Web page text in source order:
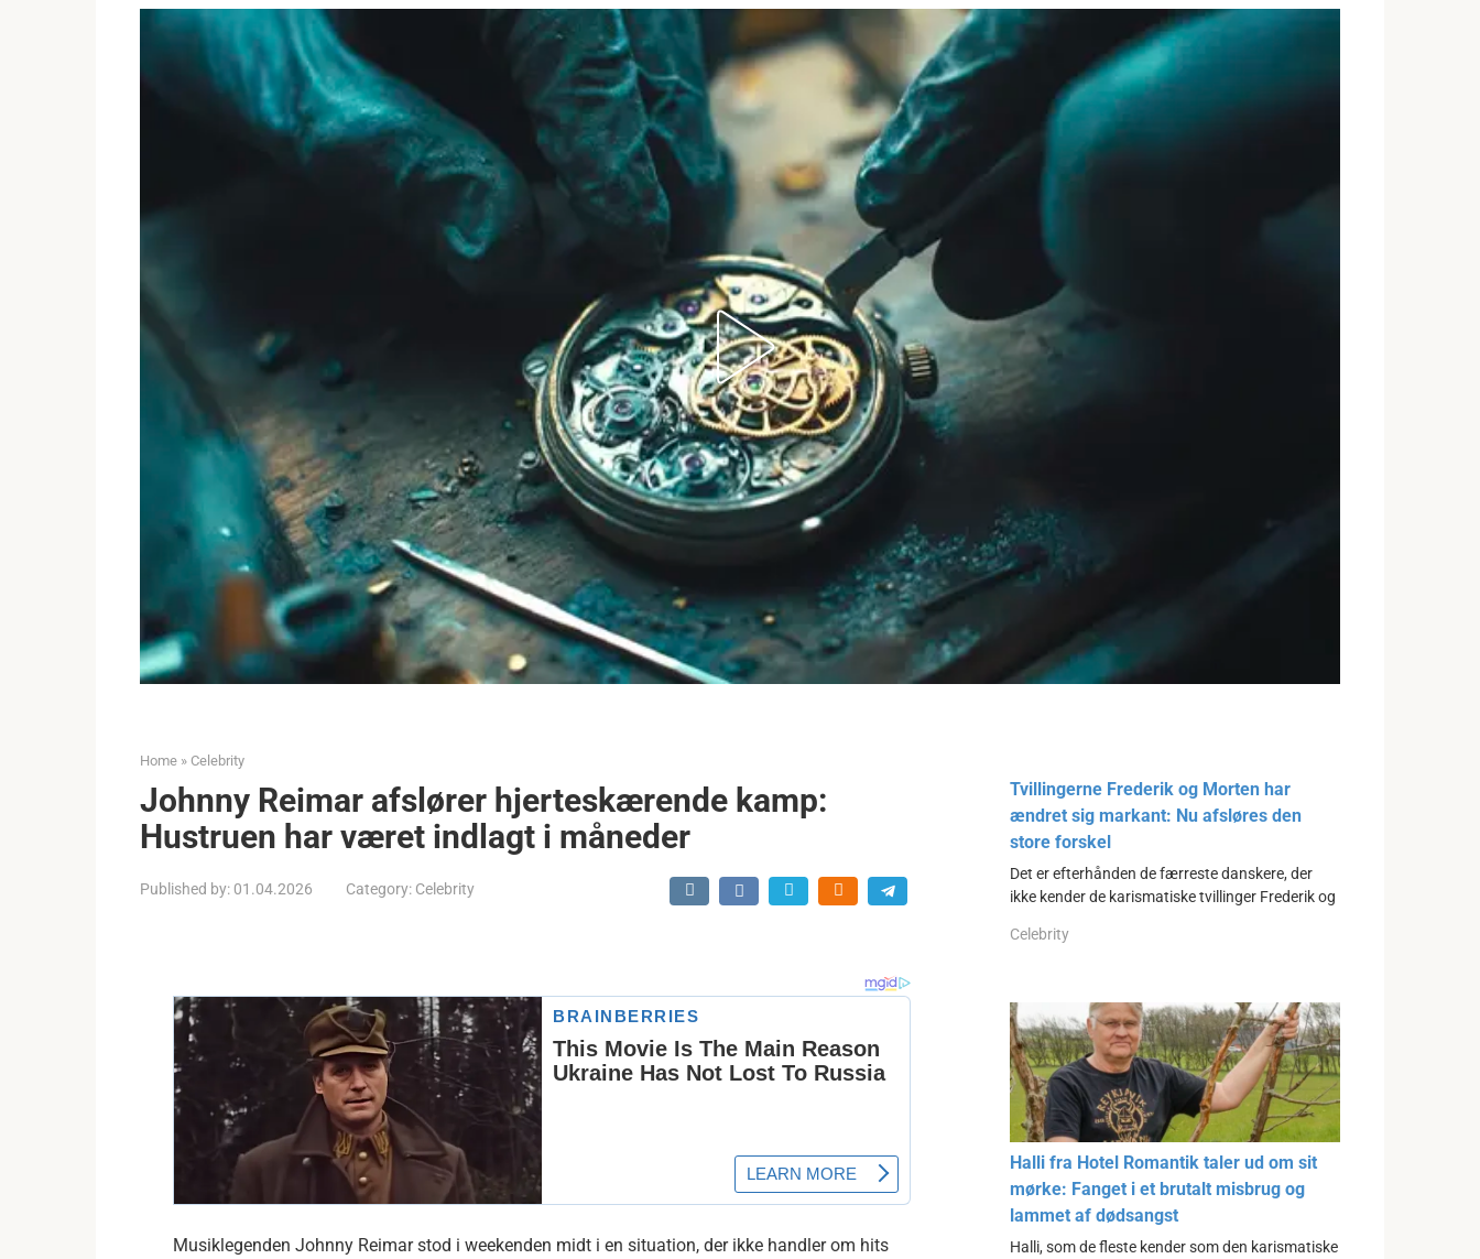
Home » Celebrity
Johnny Reimar afslører hjerteskærende kamp:
Hustruen har været indlagt i måneder
Published by: 01.04.2026 Category: Celebrity
Musiklegenden Johnny Reimar stod i weekenden midt i en situation, der ikke handler om hits
Tvillingerne Frederik og Morten har
ændret sig markant: Nu afsløres den
store forskel
Det er efterhånden de færreste danskere, der
ikke kender de karismatiske tvillinger Frederik og
Celebrity
Halli fra Hotel Romantik taler ud om sit
mørke: Fanget i et brutalt misbrug og
lammet af dødsangst
Halli, som de fleste kender som den karismatiske